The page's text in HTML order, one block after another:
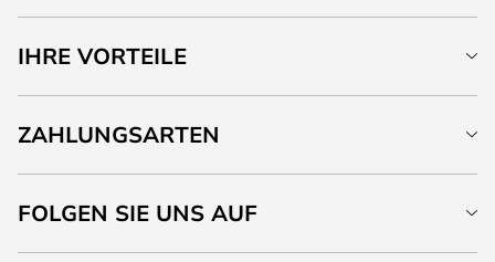
IHRE VORTEILE
ZAHLUNGSARTEN
FOLGEN SIE UNS AUF